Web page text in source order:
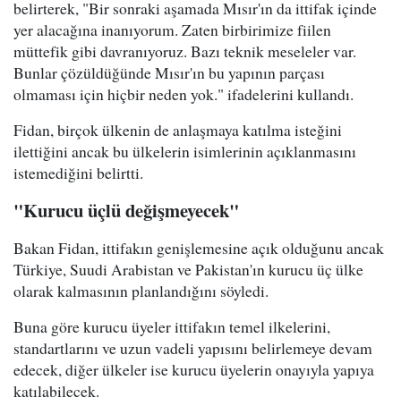
belirterek, "Bir sonraki aşamada Mısır'ın da ittifak içinde
yer alacağına inanıyorum. Zaten birbirimize fiilen
müttefik gibi davranıyoruz. Bazı teknik meseleler var.
Bunlar çözüldüğünde Mısır'ın bu yapının parçası
olmaması için hiçbir neden yok." ifadelerini kullandı.
Fidan, birçok ülkenin de anlaşmaya katılma isteğini
ilettiğini ancak bu ülkelerin isimlerinin açıklanmasını
istemediğini belirtti.
"Kurucu üçlü değişmeyecek"
Bakan Fidan, ittifakın genişlemesine açık olduğunu ancak
Türkiye, Suudi Arabistan ve Pakistan'ın kurucu üç ülke
olarak kalmasının planlandığını söyledi.
Buna göre kurucu üyeler ittifakın temel ilkelerini,
standartlarını ve uzun vadeli yapısını belirlemeye devam
edecek, diğer ülkeler ise kurucu üyelerin onayıyla yapıya
katılabilecek.